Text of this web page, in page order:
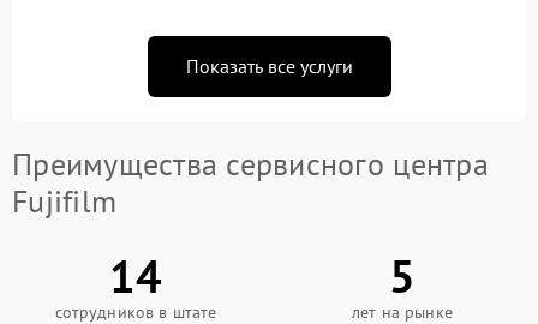
Показать все услуги
Преимущества сервисного центра
Fujifilm
14
сотрудников в штате
5
лет на рынке